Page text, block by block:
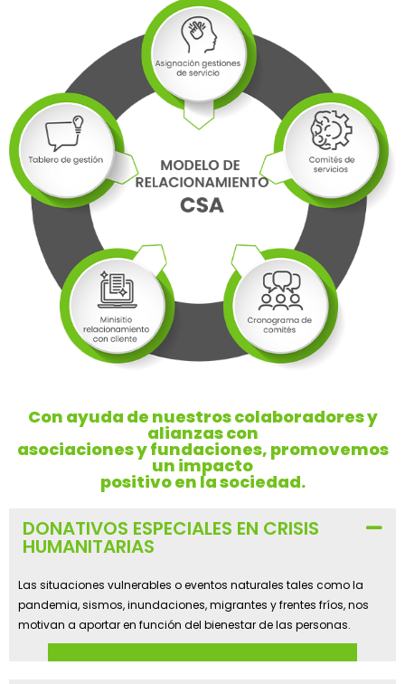
Con ayuda de nuestros colaboradores y
alianzas con
asociaciones y fundaciones, promovemos
un impacto
positivo en la sociedad.
DONATIVOS ESPECIALES EN CRISIS
HUMANITARIAS
Las situaciones vulnerables o eventos naturales tales como la
pandemia, sismos, inundaciones, migrantes y frentes fríos, nos
motivan a aportar en función del bienestar de las personas.